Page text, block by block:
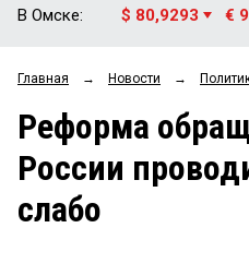
ОБЩЕСТВО
ЗАКОН
НОВОСТИ КОМПАНИЙ
В Омске: $ 80,9293 €
Главная → Новости →
Реформа
России
слабо